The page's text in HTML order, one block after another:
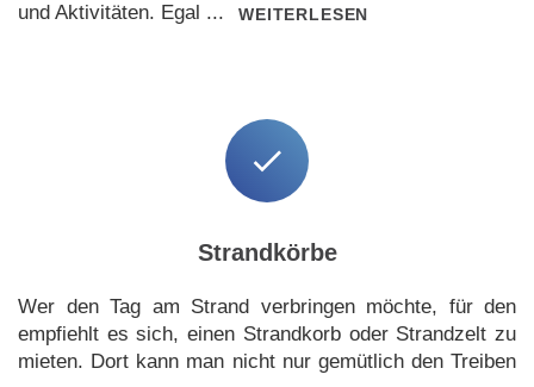
und Aktivitäten. Egal ...
WEITERLESEN
Strandkörbe
Wer den Tag am Strand verbringen möchte, für den
empfiehlt es sich, einen Strandkorb oder Strandzelt zu
mieten. Dort kann man nicht nur gemütlich den Treiben